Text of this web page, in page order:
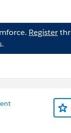
Register